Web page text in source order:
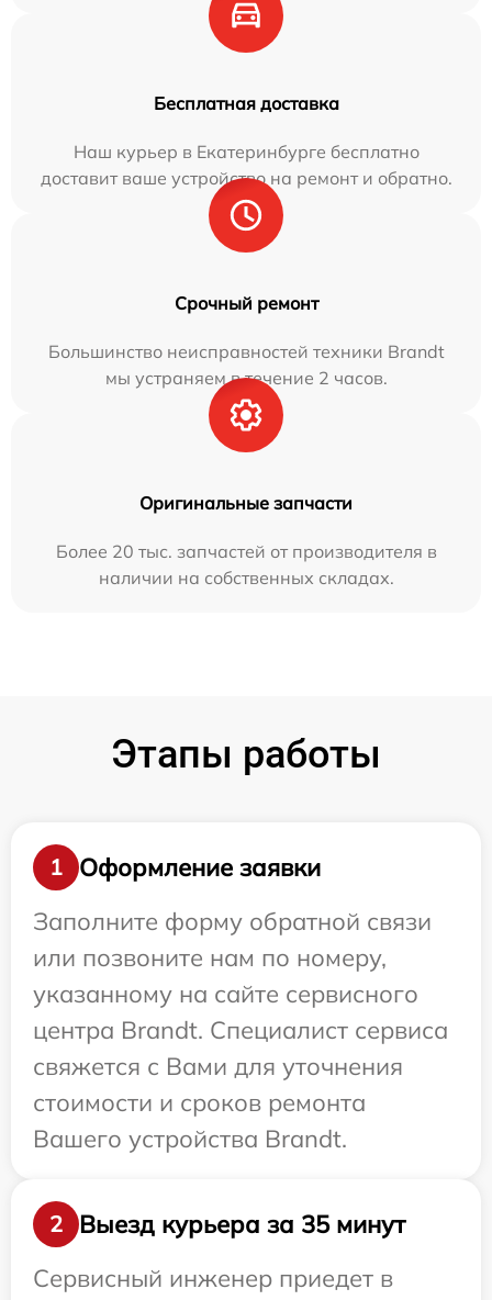
Бесплатная доставка
Наш курьер в Екатеринбурге бесплатно
доставит ваше устройство на ремонт и обратно.
Срочный ремонт
Большинство неисправностей техники Brandt
мы устраняем в течение 2 часов.
Оригинальные запчасти
Более 20 тыс. запчастей от производителя в
наличии на собственных складах.
Этапы работы
1
Оформление заявки
Заполните форму обратной связи
или позвоните нам по номеру,
указанному на сайте сервисного
центра Brandt. Специалист сервиса
свяжется с Вами для уточнения
стоимости и сроков ремонта
Вашего устройства Brandt.
2
Выезд курьера за 35 минут
Сервисный инженер приедет в